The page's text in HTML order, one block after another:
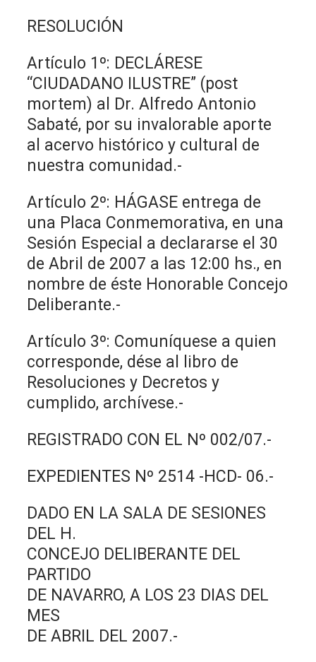
RESOLUCIÓN
Artículo 1º: DECLÁRESE
“CIUDADANO ILUSTRE” (post
mortem) al Dr. Alfredo Antonio
Sabaté, por su invalorable aporte
al acervo histórico y cultural de
nuestra comunidad.-
Artículo 2º: HÁGASE entrega de
una Placa Conmemorativa, en una
Sesión Especial a declararse el 30
de Abril de 2007 a las 12:00 hs., en
nombre de éste Honorable Concejo
Deliberante.-
Artículo 3º: Comuníquese a quien
corresponde, dése al libro de
Resoluciones y Decretos y
cumplido, archívese.-
REGISTRADO CON EL Nº 002/07.-
EXPEDIENTES Nº 2514 -HCD- 06.-
DADO EN LA SALA DE SESIONES
DEL H.
CONCEJO DELIBERANTE DEL
PARTIDO
DE NAVARRO, A LOS 23 DIAS DEL
MES
DE ABRIL DEL 2007.-